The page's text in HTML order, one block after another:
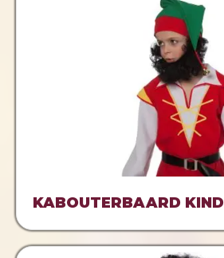
KABOUTERBAARD KIND